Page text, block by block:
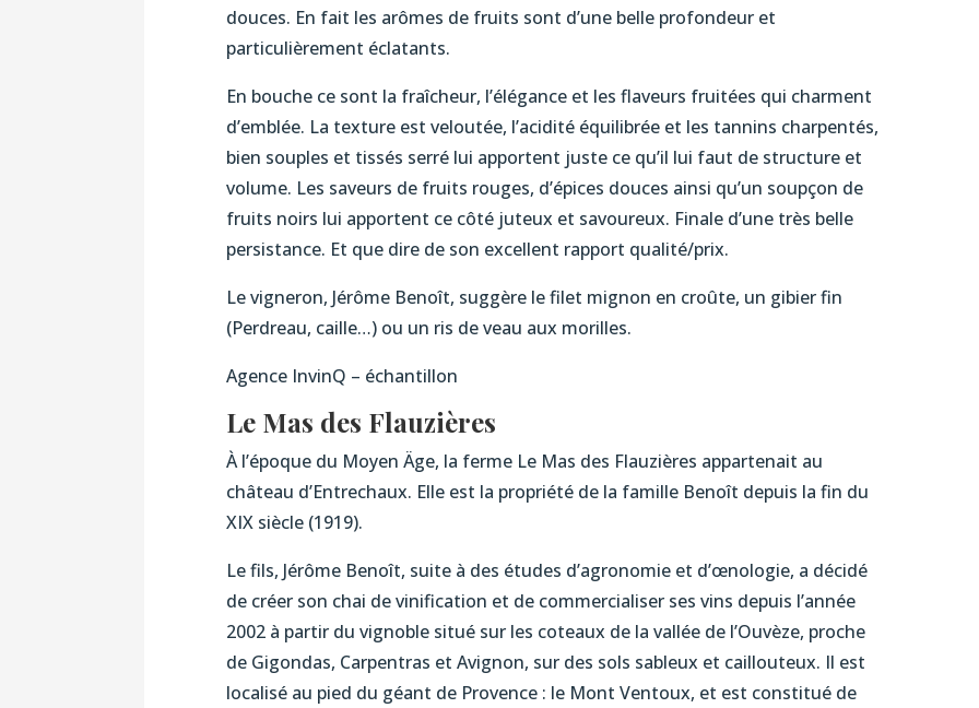
douces. En fait les arômes de fruits sont d’une belle profondeur et
particulièrement éclatants.
En bouche ce sont la fraîcheur, l’élégance et les flaveurs fruitées qui charment
d’emblée. La texture est veloutée, l’acidité équilibrée et les tannins charpentés,
bien souples et tissés serré lui apportent juste ce qu’il lui faut de structure et
volume. Les saveurs de fruits rouges, d’épices douces ainsi qu’un soupçon de
fruits noirs lui apportent ce côté juteux et savoureux. Finale d’une très belle
persistance. Et que dire de son excellent rapport qualité/prix.
Le vigneron, Jérôme Benoît, suggère le filet mignon en croûte, un gibier fin
(Perdreau, caille…) ou un ris de veau aux morilles.
Agence InvinQ – échantillon
Le Mas des Flauzières
À l’époque du Moyen Äge, la ferme Le Mas des Flauzières appartenait au
château d’Entrechaux. Elle est la propriété de la famille Benoît depuis la fin du
XIX siècle (1919).
Le fils, Jérôme Benoît, suite à des études d’agronomie et d’œnologie, a décidé
de créer son chai de vinification et de commercialiser ses vins depuis l’année
2002 à partir du vignoble situé sur les coteaux de la vallée de l’Ouvèze, proche
de Gigondas, Carpentras et Avignon, sur des sols sableux et caillouteux. Il est
localisé au pied du géant de Provence : le Mont Ventoux, et est constitué de